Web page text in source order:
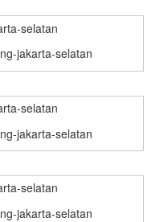
jakarta-selatan
jakarta-selatan
jakarta-selatan